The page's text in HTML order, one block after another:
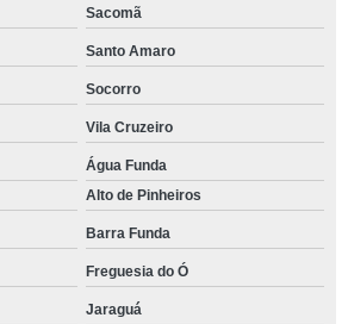
Sacomã
Santo Amaro
Socorro
Vila Cruzeiro
Água Funda
Alto de Pinheiros
Barra Funda
Freguesia do Ó
Jaraguá